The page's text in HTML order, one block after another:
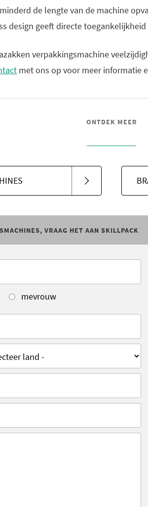
de lengte van de machine
design geeft directe
verpakkingsmachine
met ons op voor meer informatie
ONTDEK MEER
VRAAG HET AAN SKILLPACK
mevrouw